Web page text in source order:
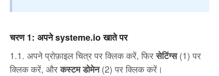
चरण 1: अपने systeme.io खाते पर
1.1. अपने प्रोफ़ाइल चित्र पर क्लिक करें, फिरसेटिंग्स(1) पर
क्लिक करें, औरकस्टम डोमेन(2) पर क्लिक करें।